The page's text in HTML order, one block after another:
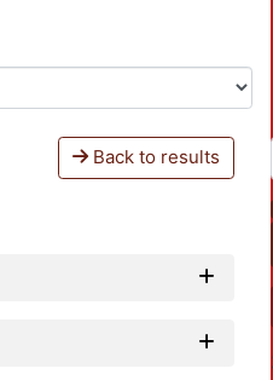
Back to results